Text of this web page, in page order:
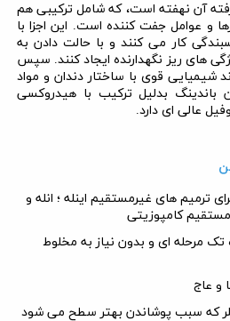
آن نهفته است، که شامل ترکیبی هم
و عوامل جفت کننده است. این اجزا با
کار می کنند و با حالت دادن به
های ریز نگهدارنده ایجاد کنند. سپس
قوی با ساختار دندان و مواد
باندینگ بدلیل ترکیب با هیدروکسی
عالی ای دارد.
ترمیم های غیرمستقیم اینله ؛ انله و
کامپوزیتی
تک مرحله ای و بدون نیاز به مخلوط
و عاج
که سبب پوشاندن بهتر سطح می شود